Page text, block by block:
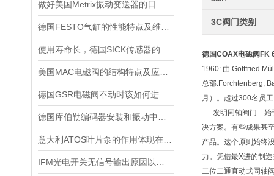
3C阀门类别
德国COAX电磁阀 FK
1960: 由 Gottfried
总部:Forchtenberg,
月）。超过300名员
发明同轴阀门—始于
决方案。有些成果甚
产品。这个原则始终
力。凭借最X进的制
二位二通直动式同轴